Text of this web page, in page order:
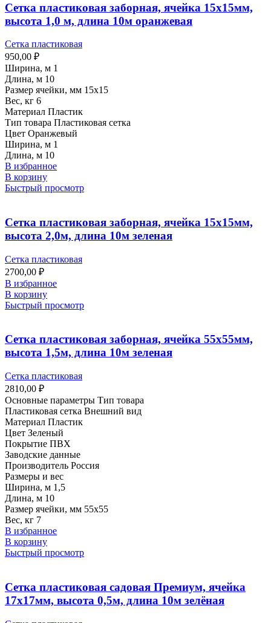
Сетка пластиковая заборная, ячейка 15х15мм,
высота 1,0 м, длина 10м оранжевая
Сетка пластиковая
950,00 ₽
Ширина, м 1
Длина, м 10
Размер ячейки, мм 15х15
Вес, кг 6
Материал Пластик
Тип товара Пластиковая сетка
Цвет Оранжевый
Ширина, м 1
Длина, м 10
В избранное
В корзину
Быстрый просмотр
Сетка пластиковая заборная, ячейка 15х15мм,
высота 2,0м, длина 10м зеленая
Сетка пластиковая
2700,00 ₽
В избранное
В корзину
Быстрый просмотр
Сетка пластиковая заборная, ячейка 55х55мм,
высота 1,5м, длина 10м зеленая
Сетка пластиковая
2810,00 ₽
Основные параметры Тип товара
Пластиковая сетка Внешний вид
Материал Пластик
Цвет Зеленый
Покрытие ПВХ
Заводские данные
Производитель Россия
Размеры и вес
Ширина, м 1,5
Длина, м 10
Размер ячейки, мм 55х55
Вес, кг 7
В избранное
В корзину
Быстрый просмотр
Сетка пластиковая садовая Премиум, ячейка
17х17мм, высота 0,5м, длина 10м зелёная